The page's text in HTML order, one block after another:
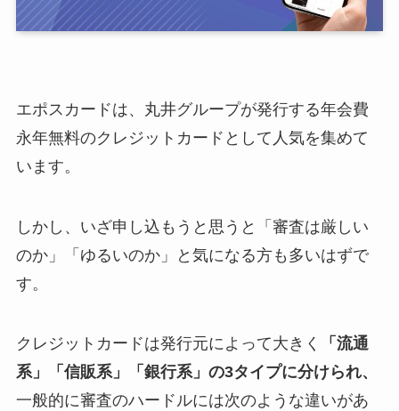
エポスカードは、丸井グループが発行する年会費
永年無料のクレジットカードとして人気を集めて
います。
しかし、いざ申し込もうと思うと「審査は厳しい
のか」「ゆるいのか」と気になる方も多いはずで
す。
クレジットカードは発行元によって大きく
「流通
系」「信販系」「銀行系」の3タイプに分けられ、
一般的に審査のハードルには次のような違いがあ